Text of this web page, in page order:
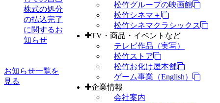
松竹グループの映画館
松竹シネマ＋
松竹シネマクラシックス
TV・商品・イベントなど
テレビ作品（実写）
松竹ストア
松竹お化け屋本舗
ゲーム事業（English）
企業情報
会社案内
株式の処分
の払込完了
に関するお
知らせ
お知らせ一覧を
見る